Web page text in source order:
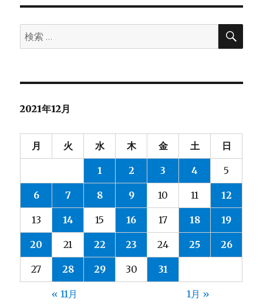
て
ご
検
索:
検
2021年12月
月 火 水 木 金 土 日
1 2 3 4 5
6 7 8 9 10 11 12
13 14 15 16 17 18 19
20 21 22 23 24 25 26
27 28 29 30 31
« 11月 1月 »